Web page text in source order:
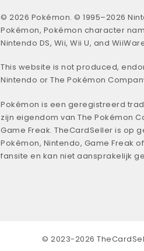
© 2026 Pokémon. © 1995–2026
Pokémon, Pokémon character
Nintendo DS, Wii, Wii U, and
This website is not produced,
Nintendo or The Pokémon
Pokémon is een geregistreerd
zijn eigendom van The Pokémon
Game Freak. TheCardSeller is op
Pokémon, Nintendo, Game Freak
fansite en kan niet aansprakelijk
© 2023-2026